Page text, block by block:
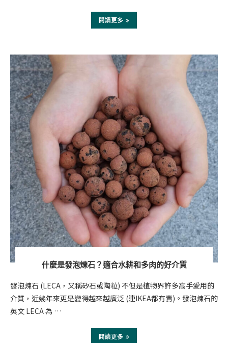
閱讀更多
什麼是發泡煉石？適合水耕和多肉的好介質
發泡煉石 (LECA，又稱矽石或陶粒) 不但是植物界許多高手愛用的
介質，近幾年來更是變得越來越廣泛 (連IKEA都有賣)。發泡煉石的
英文 LECA 為 …
閱讀更多